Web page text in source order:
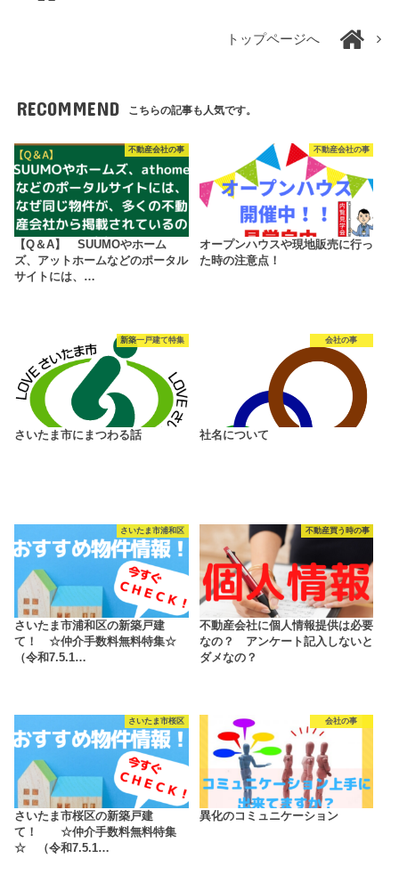
トップページへ
RECOMMEND こちらの記事も人気です。
不動産会社の事
【Q＆A】 SUUMOやホーム
ズ、アットホームなどのポータル
サイトには、…
不動産会社の事
オープンハウスや現地販売に行っ
た時の注意点！
新築一戸建て特集
さいたま市にまつわる話
会社の事
社名について
さいたま市浦和区
さいたま市浦和区の新築戸建
て！ ☆仲介手数料無料特集☆
（令和7.5.1…
不動産買う時の事
不動産会社に個人情報提供は必要
なの？ アンケート記入しないと
ダメなの？
さいたま市桜区
さいたま市桜区の新築戸建
て！ ☆仲介手数料無料特集
☆ （令和7.5.1…
会社の事
異化のコミュニケーション